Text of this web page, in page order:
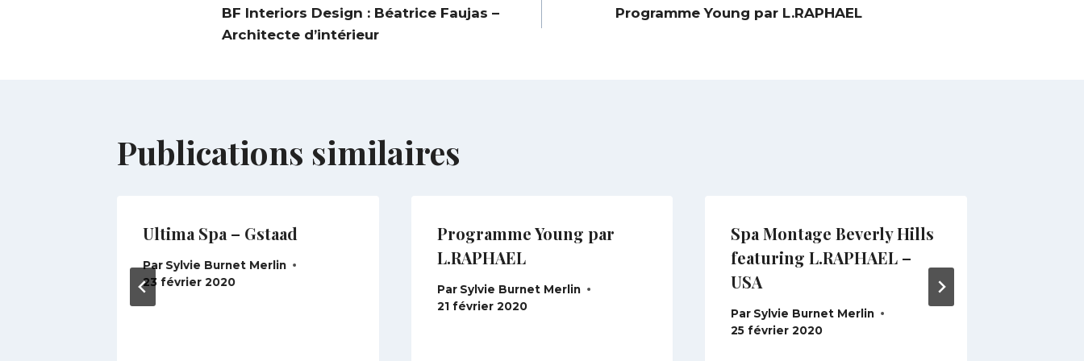
de
BF Interiors Design : Béatrice Faujas –
Architecte d’intérieur
Programme Young par L.RAPHAEL
Publications similaires
Ultima Spa – Gstaad
Par Sylvie Burnet Merlin
23 février 2020
Programme Young par
L.RAPHAEL
Par Sylvie Burnet Merlin
21 février 2020
Spa Montage Beverly Hills
featuring L.RAPHAEL –
USA
Par Sylvie Burnet Merlin
25 février 2020